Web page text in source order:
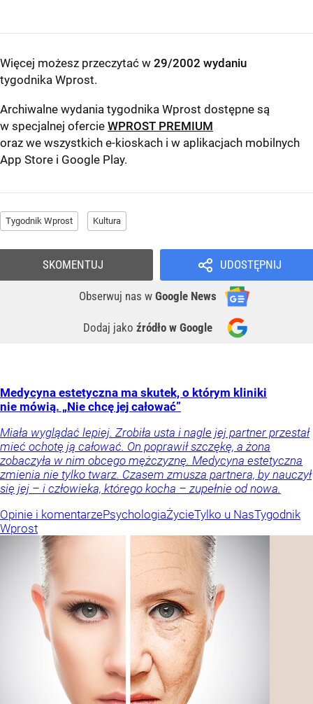
Więcej możesz przeczytać w 29/2002 wydaniu
tygodnika Wprost.
Archiwalne wydania tygodnika Wprost dostępne są
w specjalnej ofercie WPROST PREMIUM
oraz we wszystkich e-kioskach i w aplikacjach mobilnych
App Store i Google Play.
Tygodnik Wprost Kultura
UDOSTĘPNIJ
Obserwuj nas w Google News
Dodaj jako źródło w Google
SKOMENTUJ
Medycyna estetyczna ma skutek, o którym kliniki
nie mówią. „Nie chcę jej całować”
Miała wyglądać lepiej. Zrobiła usta i nagle jej partner przestał
mieć ochotę ją całować. On poprawił szczękę, a żona
zobaczyła w nim obcego mężczyznę. Medycyna estetyczna
zmienia nie tylko twarz. Czasem zmusza partnera, by nauczył
się jej – i człowieka, którego kocha – zupełnie od nowa.
Opinie i komentarzePsychologiaŻycieTylko u NasTygodnik
Wprost